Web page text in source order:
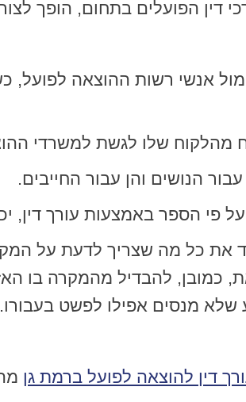
דין הפועלים בתחום, הופך
אנשי רשות ההוצאה
מהלקוח שלו לגשת למשרדי
הנושים והן עבור החייבים.
פי הספר באמצעות עורך דין,
את כל מה שצריך לדעת על
כמובן, להבדיל מהמקרה בו
מנסים אפילו לפשט בעבורו.
דין להוצאה לפועל ברמת גן